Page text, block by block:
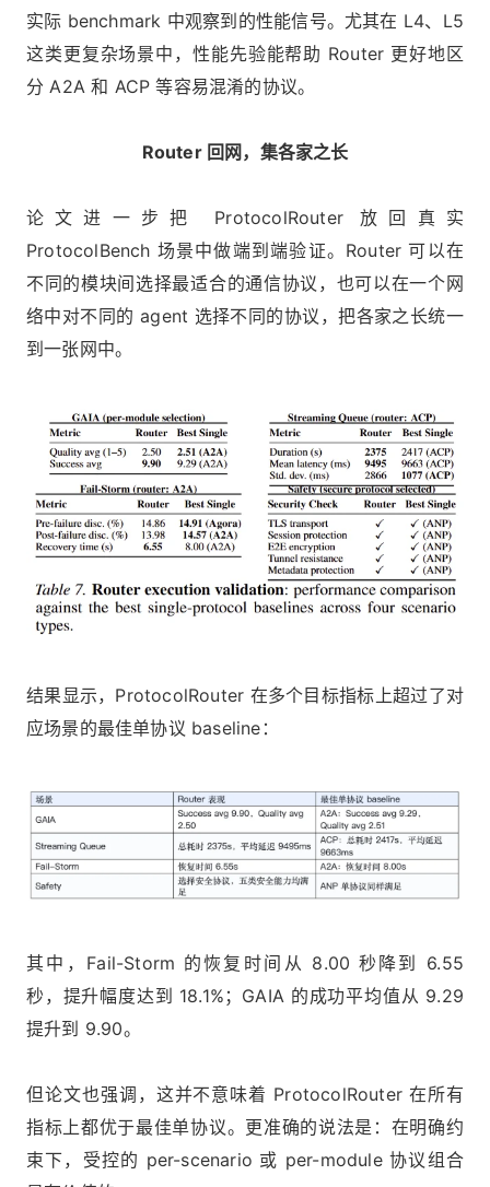
实际 benchmark 中观察到的性能信号。尤其在 L4、L5
这类更复杂场景中，性能先验能帮助 Router 更好地区
分 A2A 和 ACP 等容易混淆的协议。
Router 回网，集各家之长
论文进一步把 ProtocolRouter 放回真实
ProtocolBench 场景中做端到端验证。Router 可以在
不同的模块间选择最适合的通信协议，也可以在一个网
络中对不同的 agent 选择不同的协议，把各家之长统一
到一张网中。
结果显示，ProtocolRouter 在多个目标指标上超过了对
应场景的最佳单协议 baseline：
其中，Fail-Storm 的恢复时间从 8.00 秒降到 6.55
秒，提升幅度达到 18.1%；GAIA 的成功平均值从 9.29
提升到 9.90。
但论文也强调，这并不意味着 ProtocolRouter 在所有
指标上都优于最佳单协议。更准确的说法是：在明确约
束下，受控的 per-scenario 或 per-module 协议组合